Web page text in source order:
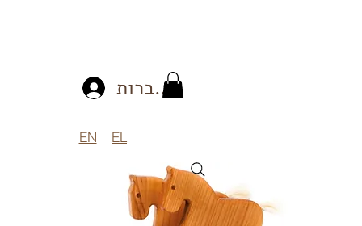
להתחברות
EN EL